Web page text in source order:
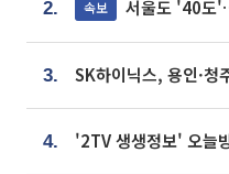
2. 속보 서울도 '40도
3.
4.